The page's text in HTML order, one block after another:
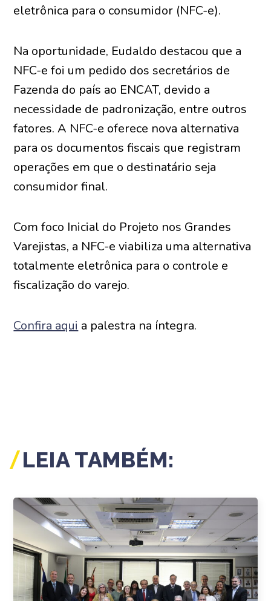
eletrônica para o consumidor (NFC-e).
Na oportunidade, Eudaldo destacou que a
NFC-e foi um pedido dos secretários de
Fazenda do país ao ENCAT, devido a
necessidade de padronização, entre outros
fatores. A NFC-e oferece nova alternativa
para os documentos fiscais que registram
operações em que o destinatário seja
consumidor final.
Com foco Inicial do Projeto nos Grandes
Varejistas, a NFC-e viabiliza uma alternativa
totalmente eletrônica para o controle e
fiscalização do varejo.
Confira aqui a palestra na íntegra.
LEIA TAMBÉM: